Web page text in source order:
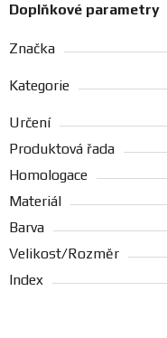
Doplňkové parametry
Značka
Kategorie
Určení
Produktová řada
Homologace
Materiál
Barva
Velikost/Rozměr
Index